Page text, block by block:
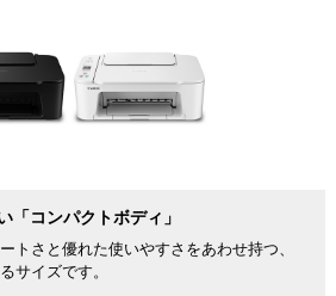
「コンパクトボディ」
トさと優れた使いやすさをあわせ持つ、
サイズです。